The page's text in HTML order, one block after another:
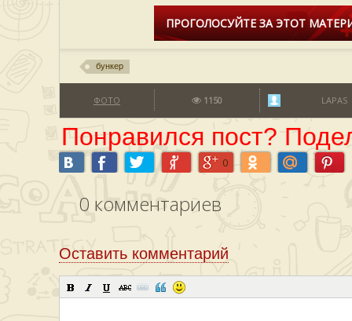
ПРОГОЛОСУЙТЕ ЗА ЭТОТ
бункер
ФОТО 1150 LAPAS
Понравился пост?
0
0 комментариев
Оставить комментарий